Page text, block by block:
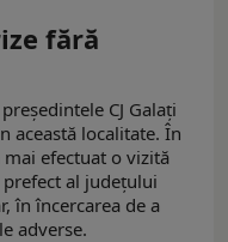
fără
CJ Galați
această localitate. În
efectuat o vizită
al județului
în încercarea de a
adverse.